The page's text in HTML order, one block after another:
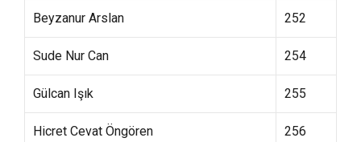
Beyzanur Arslan 252
Sude Nur Can 254
Gülcan Işık 255
Hicret Cevat Öngören 256